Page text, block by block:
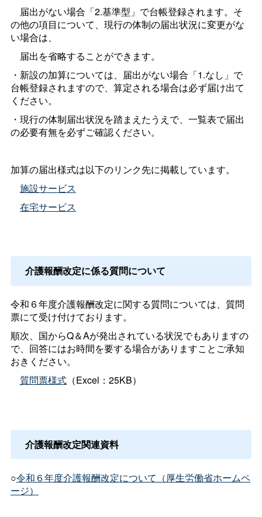
届出がない場合「2.基準型」で台帳登録されます。そ
の他の項目について、現行の体制の届出状況に変更がな
い場合は、
届出を省略することができます。
・新設の加算については、届出がない場合「1.なし」で
台帳登録されますので、算定される場合は必ず届け出て
ください。
・現行の体制届出状況を踏まえたうえで、一覧表で届出
の必要有無を必ずご確認ください。
加算の届出様式は以下のリンク先に掲載しています。
施設サービス
在宅サービス
介護報酬改定に係る質問について
令和６年度介護報酬改定に関する質問については、質問
票にて受け付けております。
順次、国からQ＆Aが発出されている状況でもありますの
で、回答にはお時間を要する場合がありますことご承知
おきください。
質問票様式（Excel：25KB）
介護報酬改定関連資料
○令和６年度介護報酬改定について（厚生労働省ホームペ
ージ）